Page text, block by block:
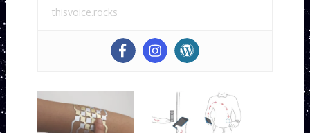
thisvoice.rocks